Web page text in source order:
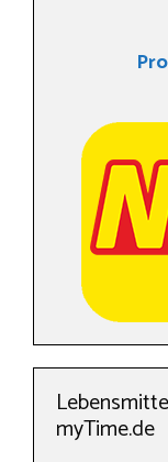
myTime.de